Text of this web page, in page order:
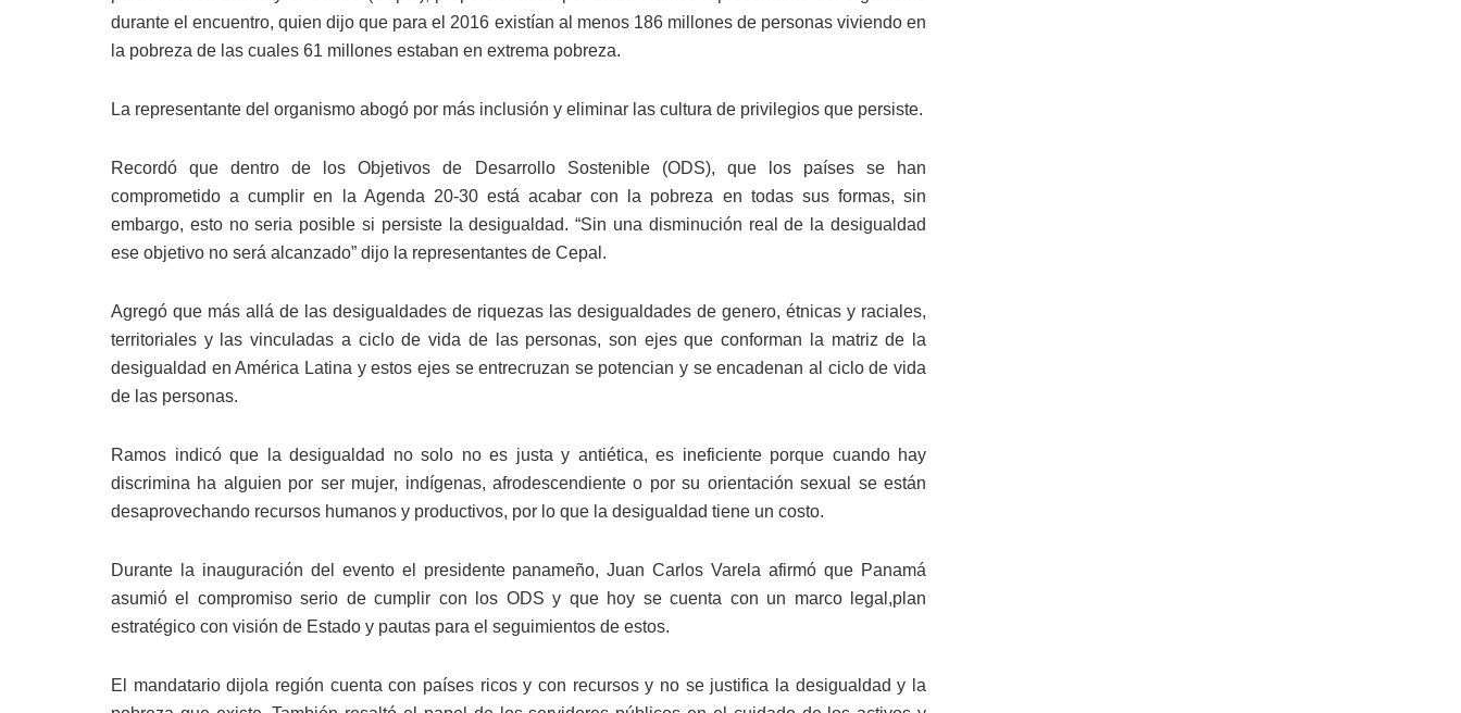
durante el encuentro, quien dijo que para el 2016 existían al menos 186 millones de personas viviendo en
la pobreza de las cuales 61 millones estaban en extrema pobreza.
La representante del organismo abogó por más inclusión y eliminar las cultura de privilegios que persiste.
Recordó que dentro de los Objetivos de Desarrollo Sostenible (ODS), que los países se han
comprometido a cumplir en la Agenda 20-30 está acabar con la pobreza en todas sus formas, sin
embargo, esto no seria posible si persiste la desigualdad. “Sin una disminución real de la desigualdad
ese objetivo no será alcanzado” dijo la representantes de Cepal.
Agregó que más allá de las desigualdades de riquezas las desigualdades de genero, étnicas y raciales,
territoriales y las vinculadas a ciclo de vida de las personas, son ejes que conforman la matriz de la
desigualdad en América Latina y estos ejes se entrecruzan se potencian y se encadenan al ciclo de vida
de las personas.
Ramos indicó que la desigualdad no solo no es justa y antiética, es ineficiente porque cuando hay
discrimina ha alguien por ser mujer, indígenas, afrodescendiente o por su orientación sexual se están
desaprovechando recursos humanos y productivos, por lo que la desigualdad tiene un costo.
Durante la inauguración del evento el presidente panameño, Juan Carlos Varela afirmó que Panamá
asumió el compromiso serio de cumplir con los ODS y que hoy se cuenta con un marco legal,plan
estratégico con visión de Estado y pautas para el seguimientos de estos.
El mandatario dijola región cuenta con países ricos y con recursos y no se justifica la desigualdad y la